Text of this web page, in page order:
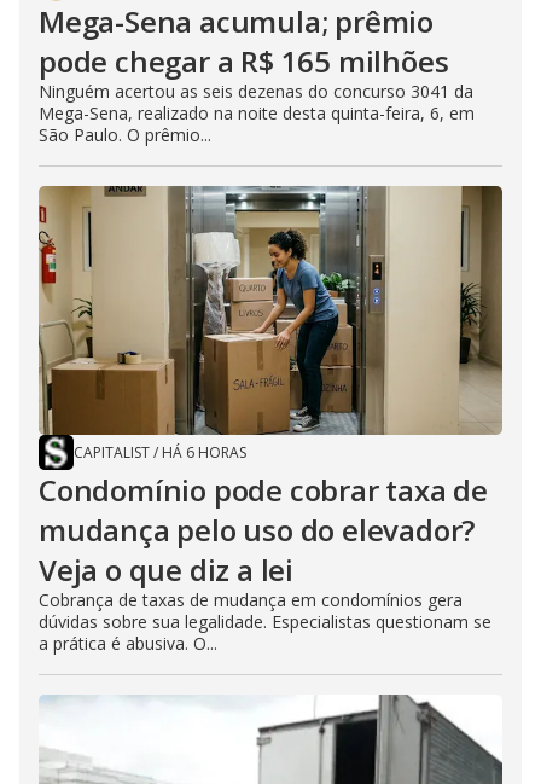
Mega-Sena acumula; prêmio
pode chegar a R$ 165 milhões
Ninguém acertou as seis dezenas do concurso 3041 da
Mega-Sena, realizado na noite desta quinta-feira, 6, em
São Paulo. O prêmio...
CAPITALIST/ HÁ 6 HORAS
Condomínio pode cobrar taxa de
mudança pelo uso do elevador?
Veja o que diz a lei
Cobrança de taxas de mudança em condomínios gera
dúvidas sobre sua legalidade. Especialistas questionam se
a prática é abusiva. O...